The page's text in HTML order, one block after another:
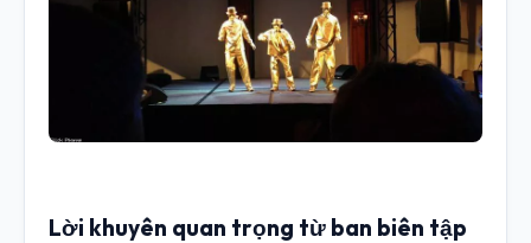
Lời khuyên quan trọng từ ban biên tập